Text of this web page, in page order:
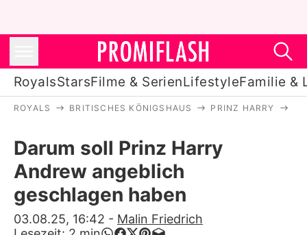
RoyalsStarsFilme & SerienLifestyleFamilie &
Stars
Filme & Serien
Lifestyle
ROYALS BRITISCHES KÖNIGSHAUS PRINZ HARRY
Darum soll Prinz Harry
Andrew angeblich
geschlagen haben
03.08.25, 16:42 - Malin Friedrich